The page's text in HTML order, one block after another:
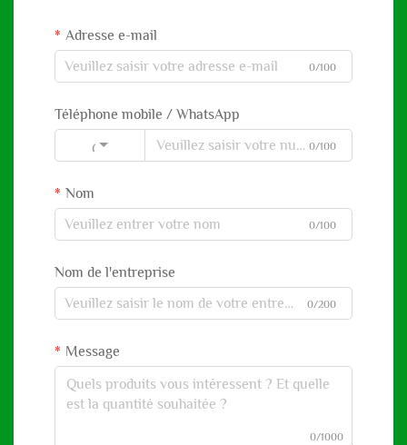
Adresse e-mail
0/100
Téléphone mobile / WhatsApp
Code 0/100
Nom
0/100
Nom de l'entreprise
0/200
Message
0/1000